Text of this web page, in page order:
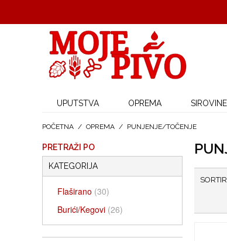
UPUTSTVA OPREMA SIROVINE
POČETNA / OPREMA / PUNJENJE/TOČENJE
PRETRAŽI PO
KATEGORIJA
Flaširano (30)
Burići/Kegovi (26)